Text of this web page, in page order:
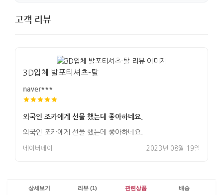
고객 리뷰
3D입체 발포티셔츠-탈
naver***
외국인 조카에게 선물 했는데 좋아하네요.
외국인 조카에게 선물 했는데 좋아하네요.
네이버페이 2023년 08월 19일
상세보기 리뷰 (1) 관련상품 배송